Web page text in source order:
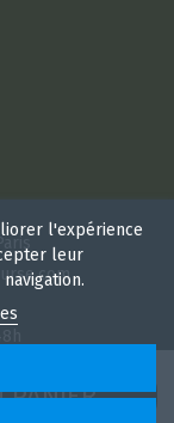
PANIER
l'expérience
leur